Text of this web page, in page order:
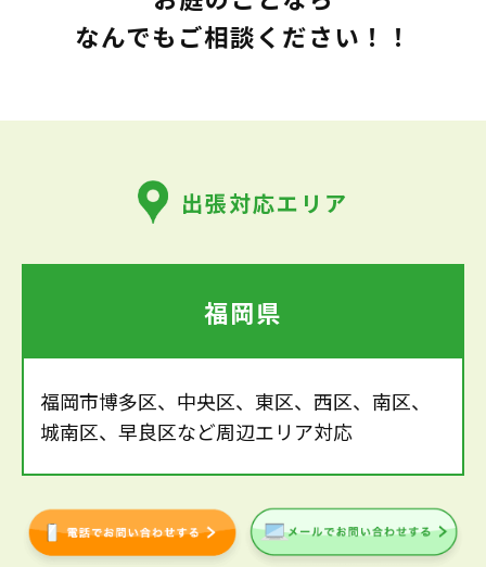
なんでもご相談ください！！
出張対応エリア
福岡県
福岡市博多区、中央区、東区、西区、南区、
城南区、早良区など周辺エリア対応